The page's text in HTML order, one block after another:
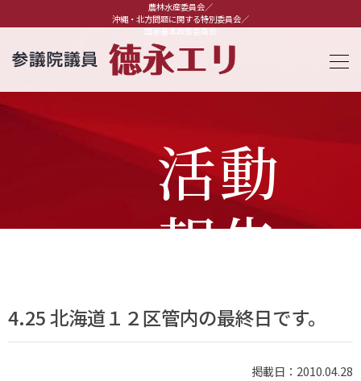
農林水産委員会／
沖縄・北方問題に関する特別委員会／
国家基本政策委員会
活動
報告
4.25 北海道１２区管内の最終日です。
掲載日：2010.04.28